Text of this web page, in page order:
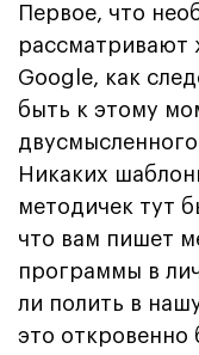
Первое, что
рассматривают
Google, как
быть к этому
Никаких
методичек тут
что вам пишет
программы в
ли полить в
это откровенно